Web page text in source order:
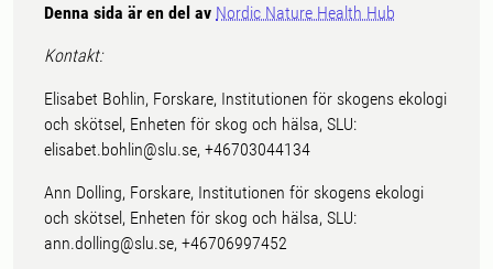
Denna sida är en del av Nordic Nature Health Hub
Kontakt:
Elisabet Bohlin, Forskare, Institutionen för skogens ekologi
och skötsel, Enheten för skog och hälsa, SLU:
elisabet.bohlin@slu.se, +46703044134
Ann Dolling, Forskare, Institutionen för skogens ekologi
och skötsel, Enheten för skog och hälsa, SLU:
ann.dolling@slu.se, +46706997452